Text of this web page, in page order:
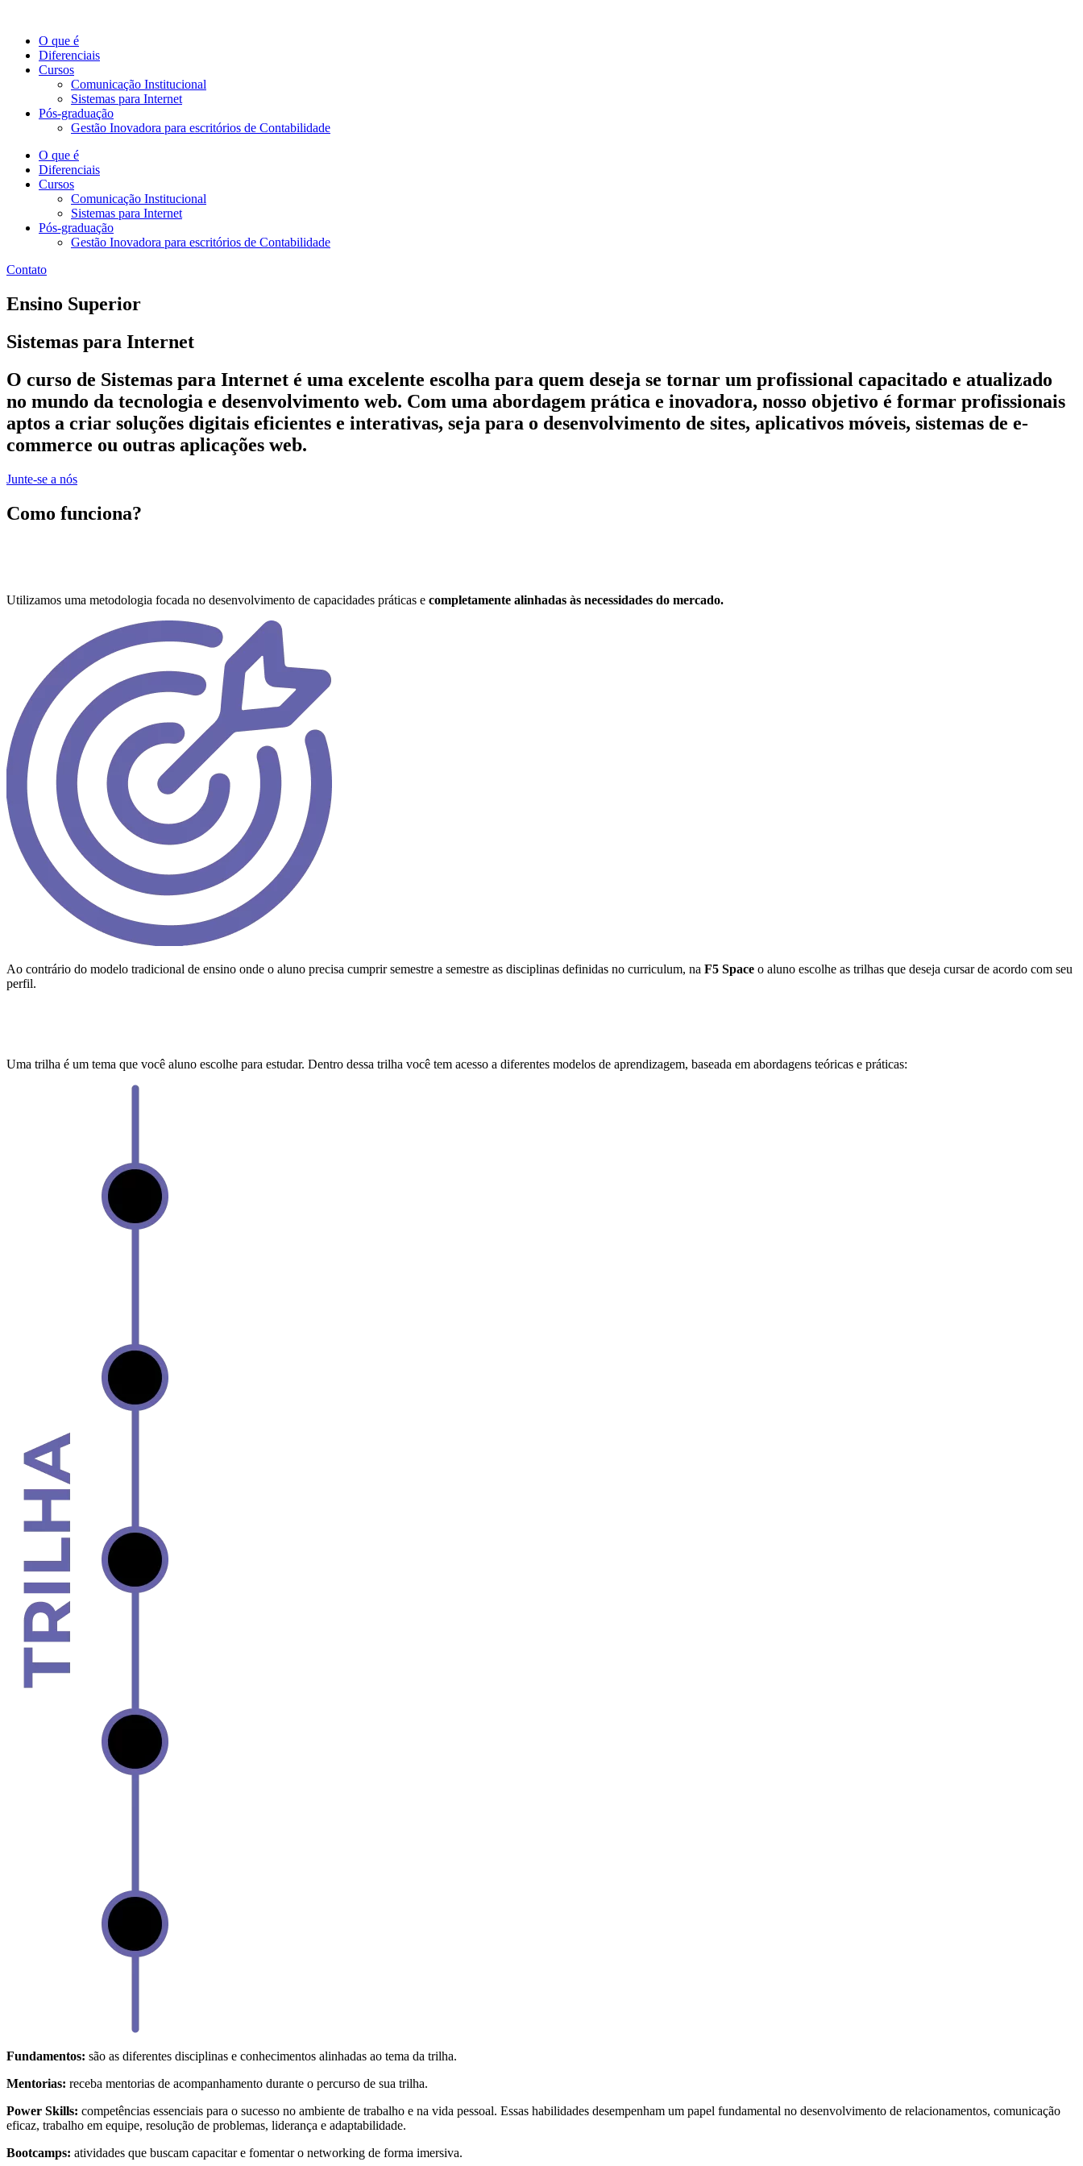
O que é
Diferenciais
Cursos
Comunicação Institucional
Sistemas para Internet
Pós-graduação
Gestão Inovadora para escritórios de Contabilidade
O que é
Diferenciais
Cursos
Comunicação Institucional
Sistemas para Internet
Pós-graduação
Gestão Inovadora para escritórios de Contabilidade
Contato
Ensino Superior
Sistemas para Internet
O curso de Sistemas para Internet é uma excelente escolha para quem deseja se tornar um profissional capacitado e atualizado
no mundo da tecnologia e desenvolvimento web. Com uma abordagem prática e inovadora, nosso objetivo é formar profissionais
aptos a criar soluções digitais eficientes e interativas, seja para o desenvolvimento de sites, aplicativos móveis, sistemas de e-
commerce ou outras aplicações web.
Junte-se a nós
Como funciona?
Utilizamos uma metodologia focada no desenvolvimento de capacidades práticas e completamente alinhadas às necessidades do mercado.
Ao contrário do modelo tradicional de ensino onde o aluno precisa cumprir semestre a semestre as disciplinas definidas no curriculum, na F5 Space o aluno escolhe as trilhas que deseja cursar de acordo com seu
perfil.
Uma trilha é um tema que você aluno escolhe para estudar. Dentro dessa trilha você tem acesso a diferentes modelos de aprendizagem, baseada em abordagens teóricas e práticas:
Fundamentos: são as diferentes disciplinas e conhecimentos alinhadas ao tema da trilha.
Mentorias: receba mentorias de acompanhamento durante o percurso de sua trilha.
Power Skills: competências essenciais para o sucesso no ambiente de trabalho e na vida pessoal. Essas habilidades desempenham um papel fundamental no desenvolvimento de relacionamentos, comunicação
eficaz, trabalho em equipe, resolução de problemas, liderança e adaptabilidade.
Bootcamps: atividades que buscam capacitar e fomentar o networking de forma imersiva.